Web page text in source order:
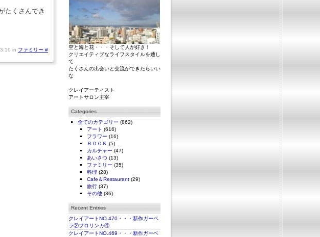
たくさんでき
in ファミリー #
空と海と花・・・そして人が好き！
クリエイティブなライフスタイルを通し
て
たくさんの出会いと交流ができたらいい
な
クレイアーティスト
アートサロン主宰
Categories
全てのカテゴリー (862)
アート (616)
フラワー (16)
ＢＯＯＫ (5)
カルチャー (47)
あいさつ (13)
ファミリー (35)
料理 (28)
Cafe＆Restaurant (29)
旅行 (37)
その他 (36)
Recent Entries
クレイアートNO.470・・・新作ガーベ
ラ②フロリンカ④
クレイアートNO.469・・・新作ガーベ